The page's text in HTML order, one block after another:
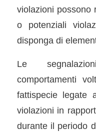
violazioni possono
o potenziali
disponga di
Le
comportamenti
fattispecie legate
violazioni in
durante il periodo